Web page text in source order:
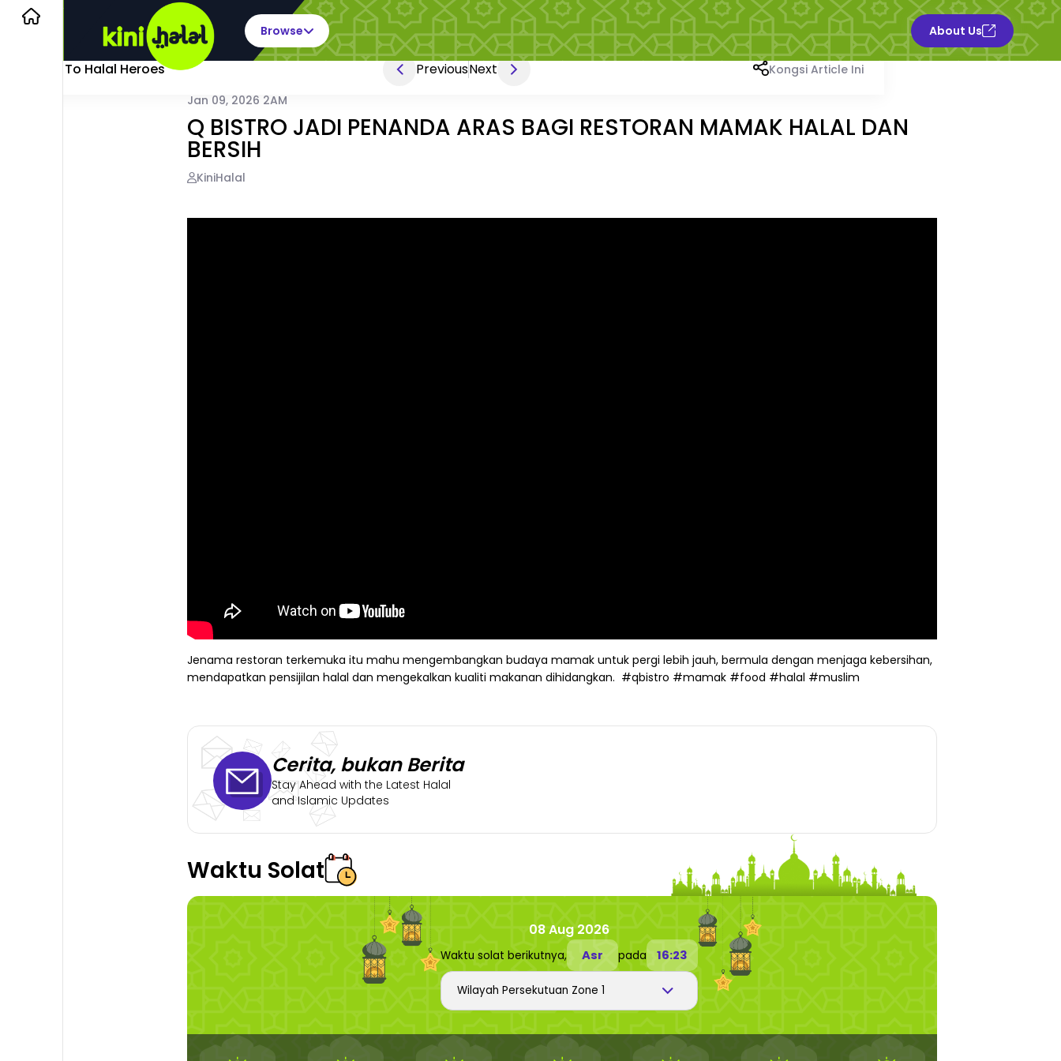
Browse About Us
Back To Halal Heroes PreviousNext
Kongsi Article Ini
Jan 09, 2026 2AM
Q BISTRO JADI PENANDA ARAS BAGI RESTORAN MAMAK HALAL DAN
BERSIH
KiniHalal
Jenama restoran terkemuka itu mahu mengembangkan budaya mamak untuk pergi lebih jauh, bermula dengan menjaga kebersihan,
mendapatkan pensijilan halal dan mengekalkan kualiti makanan dihidangkan. ⁩ #qbistro #mamak #food #halal #muslim
Cerita, bukan Berita
Stay Ahead with the Latest Halal
and Islamic Updates
Waktu Solat
08 Aug 2026
Waktu solat berikutnya, Asr pada 16:23